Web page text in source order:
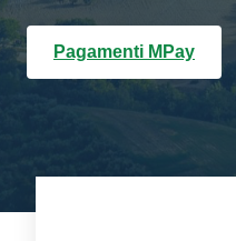
Pagamenti MPay